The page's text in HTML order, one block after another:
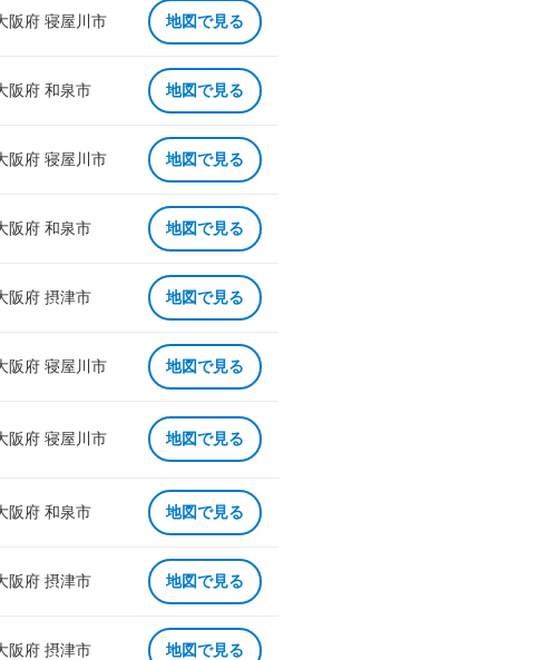
阪府 寝屋川市 地図で見る
阪府 和泉市 地図で見る
阪府 寝屋川市 地図で見る
阪府 和泉市 地図で見る
阪府 摂津市 地図で見る
阪府 寝屋川市 地図で見る
阪府 寝屋川市 地図で見る
阪府 和泉市 地図で見る
阪府 摂津市 地図で見る
阪府 摂津市 地図で見る